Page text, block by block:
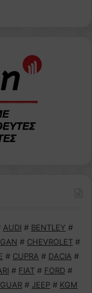
AUDI # BENTLEY #
# CHEVROLET #
# CUPRA # DACIA #
# FIAT # FORD #
# JEEP # KGM